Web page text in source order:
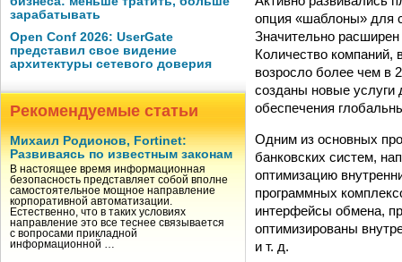
зарабатывать
Open Conf 2026: UserGate
представил свое видение
архитектуры сетевого доверия
Рекомендуемые статьи
Михаил Родионов, Fortinet:
Развиваясь по известным законам
В настоящее время информационная
безопасность представляет собой вполне
самостоятельное мощное направление
корпоративной автоматизации.
Естественно, что в таких условиях
направление это все теснее связывается
с вопросами прикладной
информационной …
опция «шаблоны» для
Значительно
Количество компаний,
возросло более чем в
созданы новые услуги
обеспечения
Одним из основных
банковских систем,
оптимизацию
программных
интерфейсы обмена,
оптимизированы
и т. д.